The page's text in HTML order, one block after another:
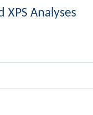
Analyses